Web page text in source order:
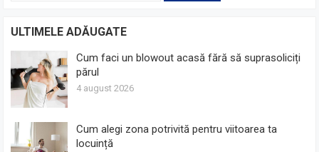
ULTIMELE ADĂUGATE
Cum faci un blowout acasă fără să suprasoliciți
părul
4 august 2026
Cum alegi zona potrivită pentru viitoarea ta
locuință